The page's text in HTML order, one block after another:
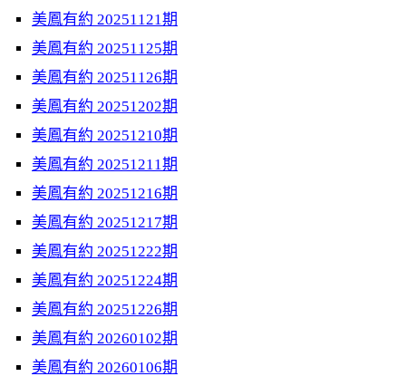
美鳳有約 20251121期
美鳳有約 20251125期
美鳳有約 20251126期
美鳳有約 20251202期
美鳳有約 20251210期
美鳳有約 20251211期
美鳳有約 20251216期
美鳳有約 20251217期
美鳳有約 20251222期
美鳳有約 20251224期
美鳳有約 20251226期
美鳳有約 20260102期
美鳳有約 20260106期